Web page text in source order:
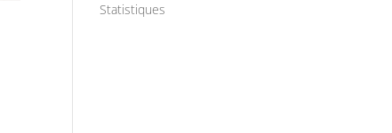
Statistiques